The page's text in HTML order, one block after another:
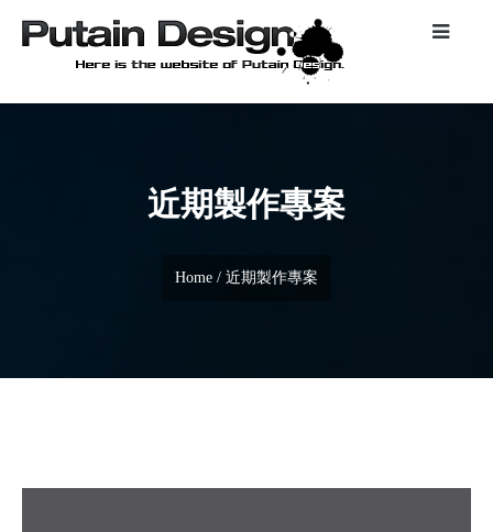
近期製作專案
Home / 近期製作專案